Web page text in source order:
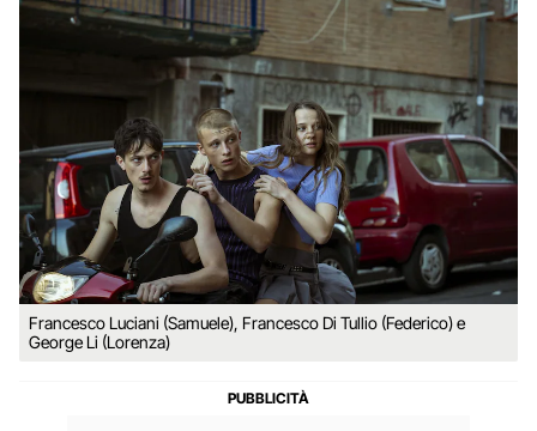
Francesco Luciani (Samuele), Francesco Di Tullio (Federico) e
George Li (Lorenza)